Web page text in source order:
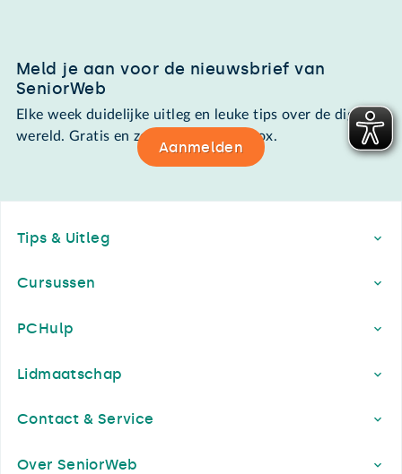
Meld je aan voor de nieuwsbrief van
SeniorWeb
Elke week duidelijke uitleg en leuke tips over de digitale
wereld. Gratis en zomaar in de mailbox.
Aanmelden
Tips & Uitleg
Cursussen
PCHulp
Lidmaatschap
Contact & Service
Over SeniorWeb